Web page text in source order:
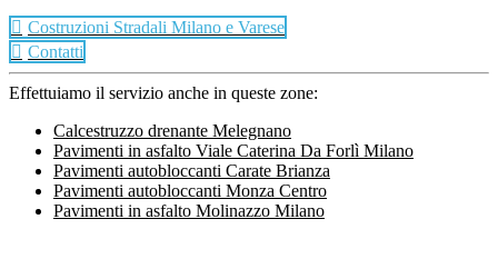
Costruzioni Stradali Milano e Varese
Contatti
Effettuiamo il servizio anche in queste zone:
Calcestruzzo drenante Melegnano
Pavimenti in asfalto Viale Caterina Da Forlì Milano
Pavimenti autobloccanti Carate Brianza
Pavimenti autobloccanti Monza Centro
Pavimenti in asfalto Molinazzo Milano